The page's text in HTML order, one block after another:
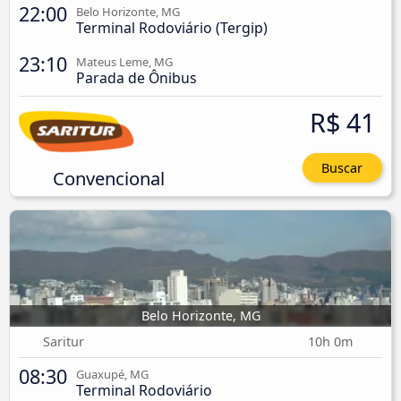
22:00 Belo Horizonte, MG
Terminal Rodoviário (Tergip)
23:10 Mateus Leme, MG
Parada de Ônibus
Convencional
R$ 41
Buscar
Belo Horizonte, MG
Saritur
10h 0m
08:30 Guaxupé, MG
Terminal Rodoviário